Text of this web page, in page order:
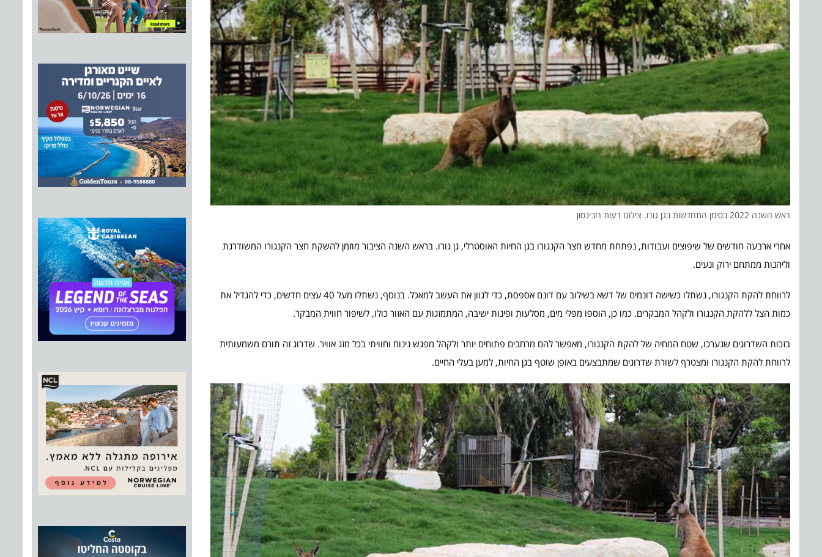
ראש השנה 2022 בסימן התחדשות בגן גורו. צילום רעות רובינסון
אחרי ארבעה חודשים של שיפוצים ועבודות, נפתחת מחדש חצר הקנגורו בגן החיות האוסטרלי, גן גורו. בראש השנה הציבור מוזמן להשקת חצר הקנגורו המשודרגת
וליהנות ממתחם ירוק ונעים.
לרווחת להקת הקנגורו, נשתלו כשישה דונמים של דשא בשילוב עם דונם אספסת, כדי לגוון את העשב למאכל. בנוסף, נשתלו מעל 40 עצים חדשים, כדי להגדיל את
כמות הצל ללהקת הקנגורו ולקהל המבקרים. כמו כן, הוספו מפלי מים, מסלעות ופינות ישיבה, המתמזגות עם האזור כולו, לשיפור חווית המבקר.
בזכות השדרוגים שנערכו, שטח המחיה של להקת הקנגורו, מאפשר להם מרחבים פתוחים יותר ולקהל מפגש נינוח וחוויתי בכל מזג אוויר. שדרוג זה תורם משמעותית
לרווחת להקת הקנגורו ומצטרף לשורת שדרוגים שמתבצעים באופן שוטף בגן החיות, למען בעלי החיים.